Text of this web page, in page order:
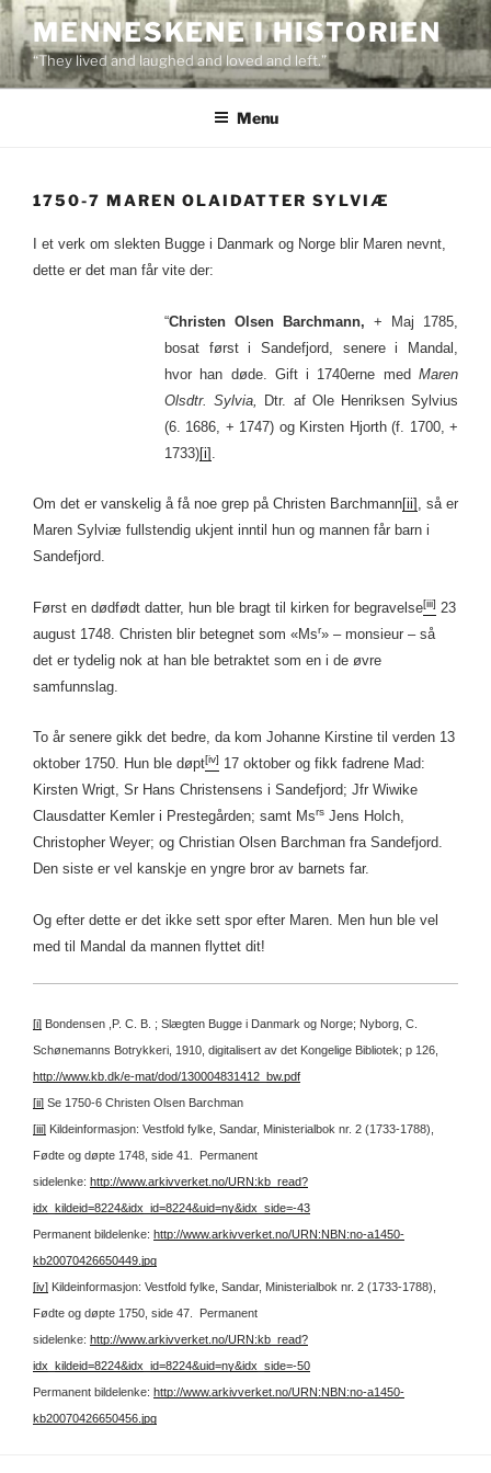
Skip
to
content
MENNESKENE I HISTORIEN
“They lived and laughed and loved and left.”
Menu
1750-7 MAREN OLAIDATTER SYLVIÆ
I et verk om slekten Bugge i Danmark og Norge blir Maren nevnt,
dette er det man får vite der:
“Christen Olsen Barchmann, + Maj 1785,
bosat først i Sandefjord, senere i Mandal,
hvor han døde. Gift i 1740erne med Maren
Olsdtr. Sylvia,
Dtr. af Ole Henriksen Sylvius
(6. 1686, + 1747) og Kirsten Hjorth (f. 1700, +
1733)[i]
Om det er vanskelig å få noe grep på Christen Barchmann[ii] , så er
Maren Sylviæ fullstendig ukjent inntil hun og mannen får barn i
Sandefjord.
Først en dødfødt datter, hun ble bragt til kirken for begravelse[iii] 23
august 1748. Christen blir betegnet som «Msr» – monsieur – så
det er tydelig nok at han ble betraktet som en i de øvre
samfunnslag.
To år senere gikk det bedre, da kom Johanne Kirstine til verden 13
oktober 1750. Hun ble døpt[iv] 17 oktober og fikk fadrene Mad:
Kirsten Wrigt, Sr Hans Christensens i Sandefjord; Jfr Wiwike
Clausdatter Kemler i Prestegården; samt Msrs Jens Holch,
Christopher Weyer; og Christian Olsen Barchman fra Sandefjord.
Den siste er vel kanskje en yngre bror av barnets far.
Og efter dette er det ikke sett spor efter Maren. Men hun ble vel
med til Mandal da mannen flyttet dit!
[i] Bondensen ,P. C. B. ; Slægten Bugge i Danmark og Norge; Nyborg, C.
Schønemanns Botrykkeri, 1910, digitalisert av det Kongelige Bibliotek; p 126,
http://www.kb.dk/e-mat/dod/130004831412_bw.pdf
[ii] Se 1750-6 Christen Olsen Barchman
[iii] Kildeinformasjon: Vestfold fylke, Sandar, Ministerialbok nr. 2 (1733-1788),
Fødte og døpte 1748, side 41. Permanent
sidelenke: http://www.arkivverket.no/URN:kb_read?
idx_kildeid=8224&idx_id=8224&uid=ny&idx_side=-43
Permanent bildelenke: http://www.arkivverket.no/URN:NBN:no-a1450-
kb20070426650449.jpg
[iv] Kildeinformasjon: Vestfold fylke, Sandar, Ministerialbok nr. 2 (1733-1788),
Fødte og døpte 1750, side 47. Permanent
sidelenke: http://www.arkivverket.no/URN:kb_read?
idx_kildeid=8224&idx_id=8224&uid=ny&idx_side=-50
Permanent bildelenke: http://www.arkivverket.no/URN:NBN:no-a1450-
kb20070426650456.jpg